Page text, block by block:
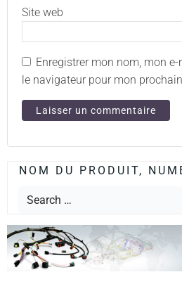
Site web
Enregistrer mon nom, mon
le navigateur pour mon
NOM DU PRODUIT,